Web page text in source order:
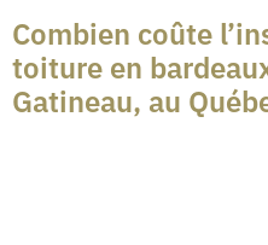
Combien coûte
toiture en
Gatineau, au